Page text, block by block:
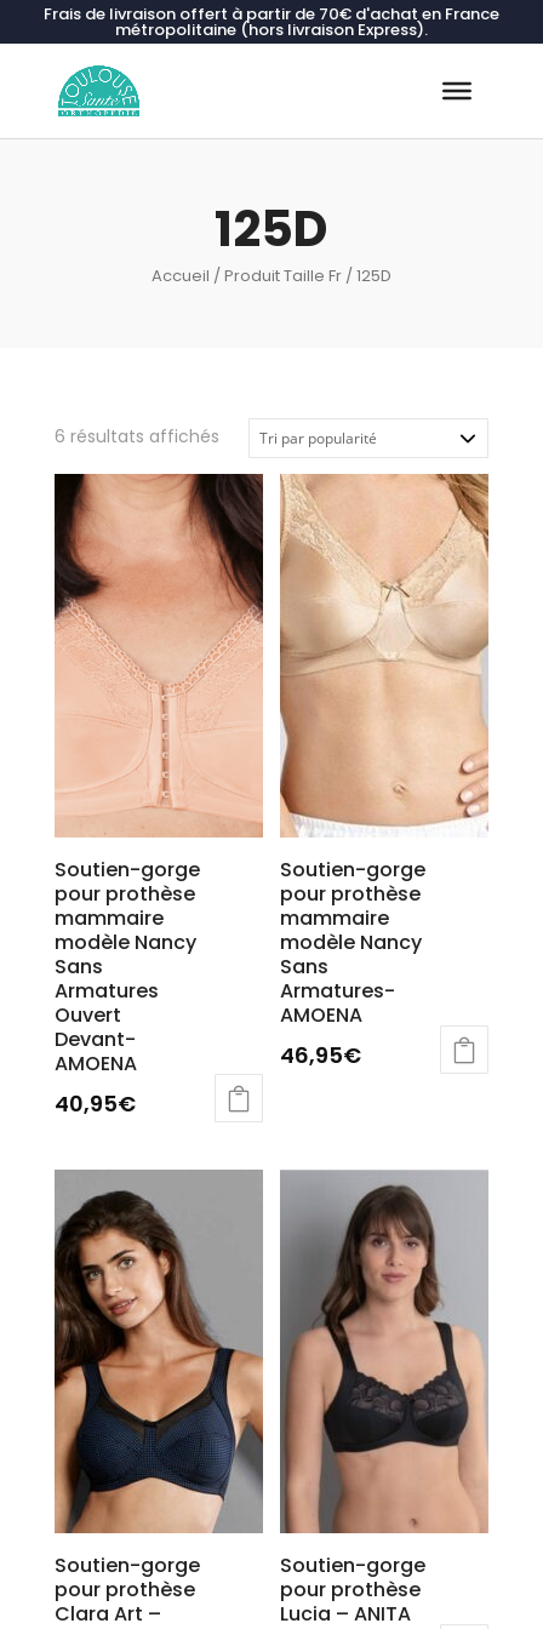
Frais de livraison offert à partir de 70€ d'achat en France
métropolitaine (hors livraison Express).
125D
Accueil / Produit Taille Fr / 125D
6 résultats affichésTrié
popularité
Soutien-gorge
pour prothèse
mammaire
modèle Nancy
Sans
Armatures
Ouvert
Devant-
AMOENA
40,95€
plusieurs
variations.
Les
options
peuvent
être
choisies
sur
page
du
produit
Soutien-gorge
pour prothèse
mammaire
modèle Nancy
Sans
Armatures-
AMOENA
46,95€
Soutien-gorge
pour prothèse
Clara Art –
Soutien-gorge
pour prothèse
Lucia – ANITA